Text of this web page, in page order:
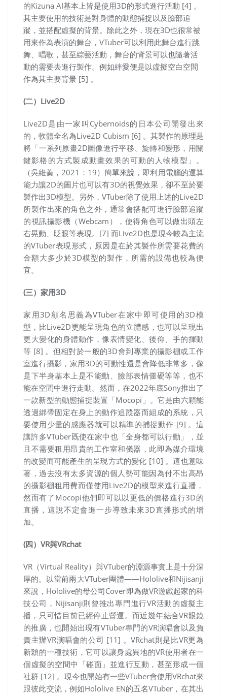
的Kizuna AI基本上皆是使用3D的形式進行活動 [4] 。
其主要使用的技術是對身體的動態捕捉以及臉部追
蹤，並搭配虛擬的背景。除此之外，現在3D也很常被
用來作為表演的舞台，VTuber可以利用此舞台進行跳
舞、唱歌，甚至綜藝活動，舞台的背景可以也隨著活
動的需要去進行製作。例如絆愛便是以虛擬空白空間
作為其主要背景 [5] 。
(二）Live2D
Live2D是由一家叫Cybernoids的日本公司開發出來
的，軟體全名為Live2D Cubism [6] 。其製作的原理是
將「一系列原畫2D圖像進行平移、旋轉和變形，用關
鍵影格的方式製成動畫效果的可動的人物模型」。
（吳維蓁，2021：19）簡單來說，即利用電腦的運算
能力讓2D的圖片也可以有3D的視覺效果，卻不至於要
製作出3D模型。另外，VTuber除了使用上述的Live2D
所製作出來的角色之外，通常會搭配可進行臉部追蹤
的視訊攝影機（Webcam），使得角色可以做出頭左
右晃動、眨眼等表現。[7] 而Live2D也是現今較為主流
的VTuber表現形式，原因是在於其製作所需要花費的
金額大多少於3D模型的製作，所需的設備也較為便
宜。
(三）家用3D
家用3D顧名思義為VTuber在家中即可使用的3D模
型，比Live2D更能呈現角色的立體感，也可以呈現出
更大變化的身體動作，像表情變化、後仰、手的揮動
等 [8] 。但相對於一般的3D會到專業的攝影棚或工作
室進行攝影，家用3D的可動性還是會降低非常多，像
是下半身基本上是不能動、臉部表情僵硬等等，也不
能在空間中進行走動。然而，在2022年底Sony推出了
一款新型的動態捕捉裝置「Mocopi」。它是由六顆能
透過綁帶固定在身上的動作追蹤器而組成的系統，只
要使用少量的感應器就可以精準的捕捉動作 [9] 。這
讓許多VTuber既使在家中也「全身都可以行動」，並
且不需要租用昂貴的工作室和儀器，此即為媒介環境
的改變而可能產生的呈現方式的變化 [10] 。這也意味
著，過去沒有太多資源的個人勢可能因為付不出高昂
的攝影棚租用費而僅使用Live2D的模型來進行直播，
然而有了Mocopi他們即可以以更低的價格進行3D的
直播，這說不定會進一步導致未來3D直播形式的增
加。
(四）VR與VRchat
VR（Virtual Reality）與VTuber的淵源事實上是十分深
厚的。以當前兩大VTuber團體——Hololive和Nijisanji
來說，Hololive的母公司Cover即為做VR遊戲起家的科
技公司，Nijisanji則曾推出專門進行VR活動的虛擬主
播，只可惜目前已經停止營運。而近幾年結合VR眼鏡
的推廣，也開始出現有VTuber專門的VR演唱會以及負
責主辦VR演唱會的公司 [11] 。VRchat則是比VR更為
新穎的一種技術，它可以讓身處異地的VR使用者在一
個虛擬的空間中「碰面」並進行互動，甚至形成一個
社群 [12] 。現今也開始有一些VTuber會使用VRchat來
跟彼此交流，例如Hololive EN的五名VTuber，在其出